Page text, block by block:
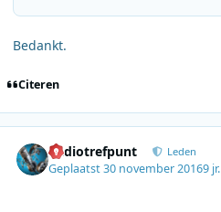
Bedankt.
Citeren
Radiotrefpunt Leden
Geplaatst30 november 20169 jr.